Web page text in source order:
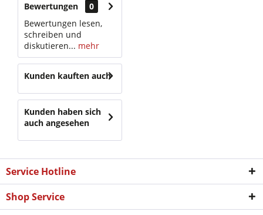
Bewertungen
0
Bewertungen lesen,
schreiben und
diskutieren... mehr
Kunden kauften auch
Kunden haben sich
auch angesehen
Service Hotline
Shop Service